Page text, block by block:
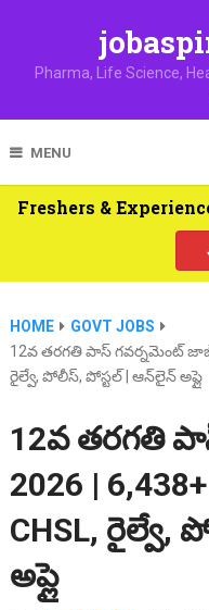
Pharma, Life Science,
MENU
Freshers &
HOME
GOVT JOBS
12వ తరగతి పాస్ గవర్నమెంట్ జాబ్స్
రైల్వే, పోలీస్, పోస్టల్ | ఆన్‌లైన్ అప్లై
12వ తరగతి
2026 |
CHSL, రైల్వే,
అప్లై